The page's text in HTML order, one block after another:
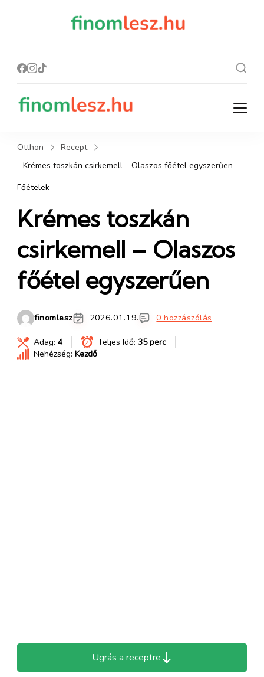
finomlesz.hu
Recept, ami finom lesz.
Otthon
Recept
Krémes toszkán csirkemell – Olaszos főétel egyszerűen
Főételek
Krémes toszkán
csirkemell – Olaszos
főétel egyszerűen
finomlesz 2026.01.19. 0 hozzászólás
Adag: 4 Teljes Idő: 35 perc
Nehézség: Kezdő
Ugrás a receptre